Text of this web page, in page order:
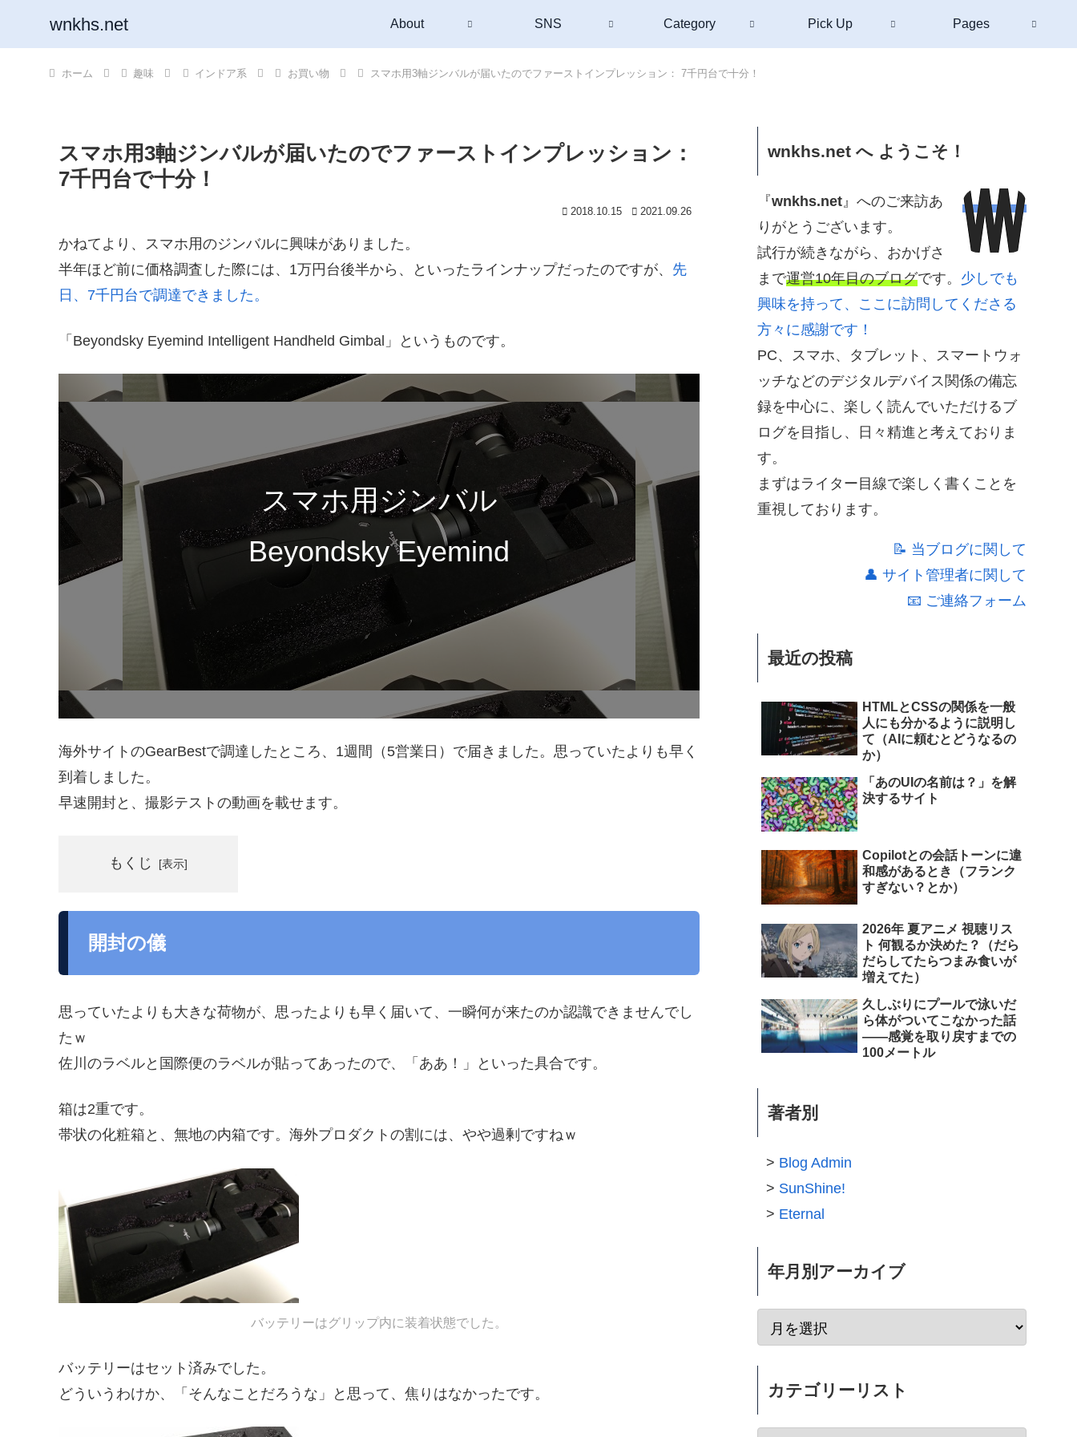
wnkhs.net About SNS Category Pick Up Pages
ホーム 趣味 インドア系 お買い物 スマホ用3軸ジンバルが届いたのでファーストインプレッション： 7千円台で十分！
スマホ用3軸ジンバルが届いたのでファーストインプレッション：
7千円台で十分！
2018.10.15 2021.09.26
かねてより、スマホ用のジンバルに興味がありました。
半年ほど前に価格調査した際には、1万円台後半から、といったラインナップだったのですが、 先
日、7千円台で調達できました。
「Beyondsky Eyemind Intelligent Handheld Gimbal」というものです。
スマホ用ジンバル
Beyondsky Eyemind
海外サイトのGearBestで調達したところ、1週間（5営業日）で届きました。思っていたよりも早く
到着しました。
早速開封と、撮影テストの動画を載せます。
もくじ
開封の儀
思っていたよりも大きな荷物が、思ったよりも早く届いて、一瞬何が来たのか認識できませんでし
たｗ
佐川のラベルと国際便のラベルが貼ってあったので、「ああ！」といった具合です。
箱は2重です。
帯状の化粧箱と、無地の内箱です。海外プロダクトの割には、やや過剰ですねｗ
バッテリーはグリップ内に装着状態でした。
バッテリーはセット済みでした。
どういうわけか、「そんなことだろうな」と思って、焦りはなかったです。
wnkhs.net へ ようこそ！
『wnkhs.net 』へのご来訪あ
りがとうございます。
試行が続きながら、おかげさ
まで運営10年目のブログです。 少しでも
興味を持って、ここに訪問してくださる
方々に感謝です！
PC、スマホ、タブレット、スマートウォ
ッチなどのデジタルデバイス関係の備忘
録を中心に、楽しく読んでいただけるブ
ログを目指し、日々精進と考えておりま
す。
まずはライター目線で楽しく書くことを
重視しております。
📝 当ブログに関して
👤 サイト管理者に関して
📧 ご連絡フォーム
最近の投稿
HTMLとCSSの関係を一般
人にも分かるように説明し
て（AIに頼むとどうなるの
か）
「あのUIの名前は？」を解
決するサイト
Copilotとの会話トーンに違
和感があるとき（フランク
すぎない？とか）
2026年 夏アニメ 視聴リス
ト 何観るか決めた？（だら
だらしてたらつまみ食いが
増えてた）
久しぶりにプールで泳いだ
ら体がついてこなかった話
――感覚を取り戻すまでの
100メートル
著者別
Blog Admin
SunShine!
Eternal
年月別アーカイブ
カテゴリーリスト